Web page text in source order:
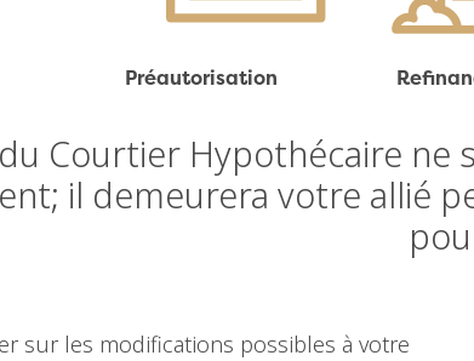
Préautorisation
Courtier Hypothécaire
il demeurera votre allié
sur les modifications possibles à votre